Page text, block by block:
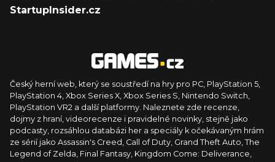
StartupInsider.cz
Český herní web, který se soustředí na hry pro PC, PlayStation 5,
PlayStation 4, Xbox Series X, Xbox Series S, Nintendo Switch,
PlayStation VR2 a další platformy. Naleznete zde recenze,
dojmy z hraní, videorecenze i pravidelné novinky, stejně jako
podcasty, rozsáhlou databázi her a speciály k očekávaným hrám
ze sérií jako Assassin's Creed, Call of Duty, Grand Theft Auto, The
Legend of Zelda, Final Fantasy, Kingdom Come: Deliverance,